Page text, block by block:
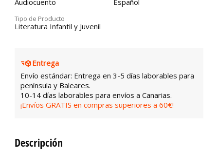
Audiocuento Español
Tipo de Producto
Literatura Infantil y Juvenil
Entrega
Envío estándar: Entrega en 3-5 días laborables para
península y Baleares.
10-14 días laborables para envíos a Canarias.
¡Envíos GRATIS en compras superiores a 60€!
Descripción